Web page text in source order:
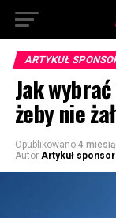
ARTYKUŁ
Jak
żeby nie
Opublikowano 4
Autor Artykuł